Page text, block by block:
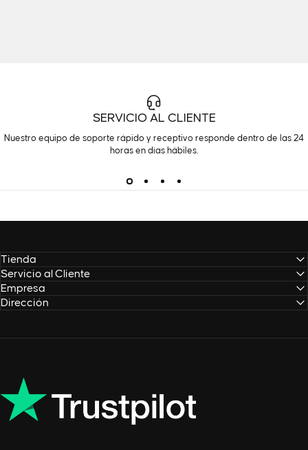
SERVICIO AL CLIENTE
Nuestro equipo de soporte rápido y receptivo responde dentro de las 24
horas en días hábiles.
Tienda
Servicio al Cliente
Empresa
Dirección